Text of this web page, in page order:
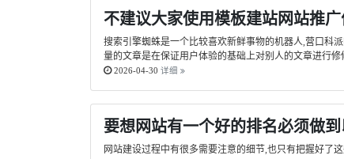
不建议大家使用模板建站网站推
搜索引擎蜘蛛是一个比较喜欢新鲜事物的机器人,营口科
量的文章是在保证用户体验的基础上对别人的文章进行
2026-04-30 详细
要想网站有一个好的排名必须做
网站建设过程中有很多需要注意的细节,也只有把握好了